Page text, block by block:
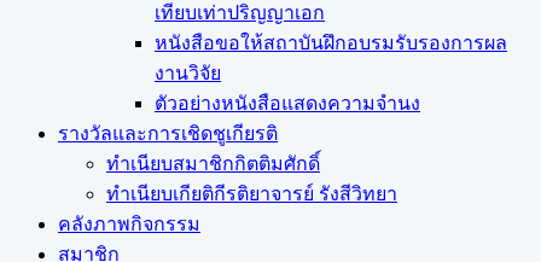
เทียบเท่าปริญญาเอก
หนังสือขอให้สถาบันฝึกอบรมรับรองการผล
งานวิจัย
ตัวอย่างหนังสือแสดงความจำนง
รางวัลและการเชิดชูเกียรติ
ทำเนียบสมาชิกกิตติมศักดิ์
ทำเนียบเกียติกีรติยาจารย์ รังสีวิทยา
คลังภาพกิจกรรม
สมาชิก